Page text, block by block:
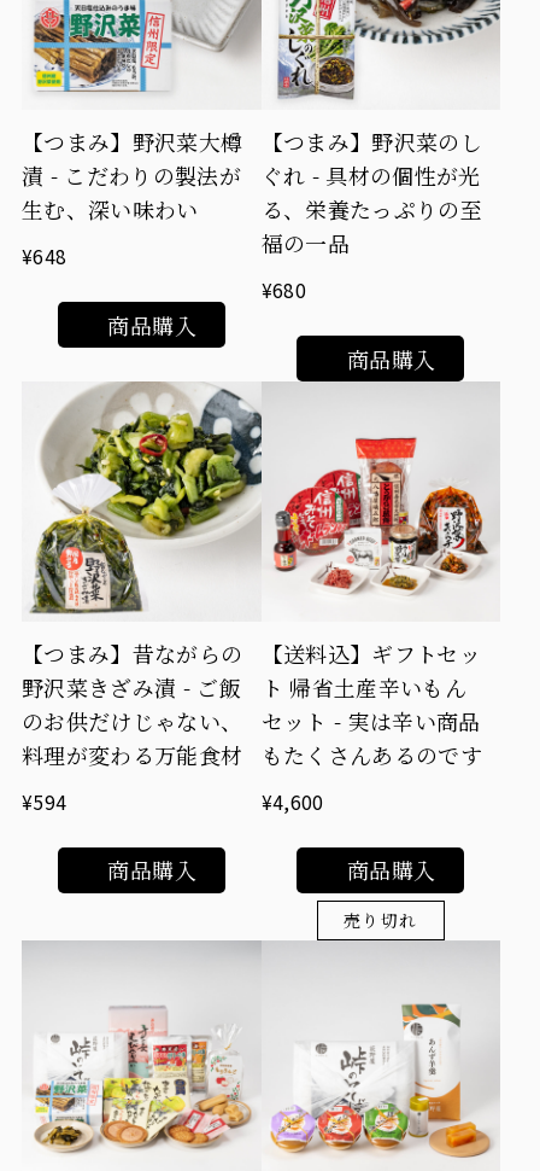
【つまみ】野沢菜大樽
漬 - こだわりの製法が
生む、深い味わい
¥648
商品購入
【つまみ】野沢菜のし
ぐれ - 具材の個性が光
る、栄養たっぷりの至
福の一品
¥680
商品購入
【つまみ】昔ながらの
野沢菜きざみ漬 - ご飯
のお供だけじゃない、
料理が変わる万能食材
¥594
商品購入
【送料込】ギフトセッ
ト 帰省土産辛いもん
セット - 実は辛い商品
もたくさんあるのです
¥4,600
商品購入
売り切れ